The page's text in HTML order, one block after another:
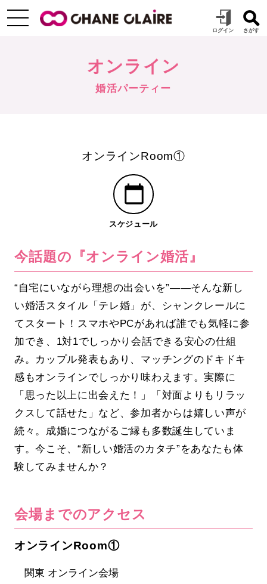
オンライン
婚活パーティー
オンラインRoom①
スケジュール
今話題の『オンライン婚活』
“自宅にいながら理想の出会いを”――そんな新し
い婚活スタイル「テレ婚」が、シャンクレールに
てスタート！スマホやPCがあれば誰でも気軽に参
加でき、1対1でしっかり会話できる安心の仕組
み。カップル発表もあり、マッチングのドキドキ
感もオンラインでしっかり味わえます。実際に
「思った以上に出会えた！」「対面よりもリラッ
クスして話せた」など、参加者からは嬉しい声が
続々。成婚につながるご縁も多数誕生していま
す。今こそ、“新しい婚活のカタチ”をあなたも体
験してみませんか？
会場までのアクセス
オンラインRoom①
関東 オンライン会場